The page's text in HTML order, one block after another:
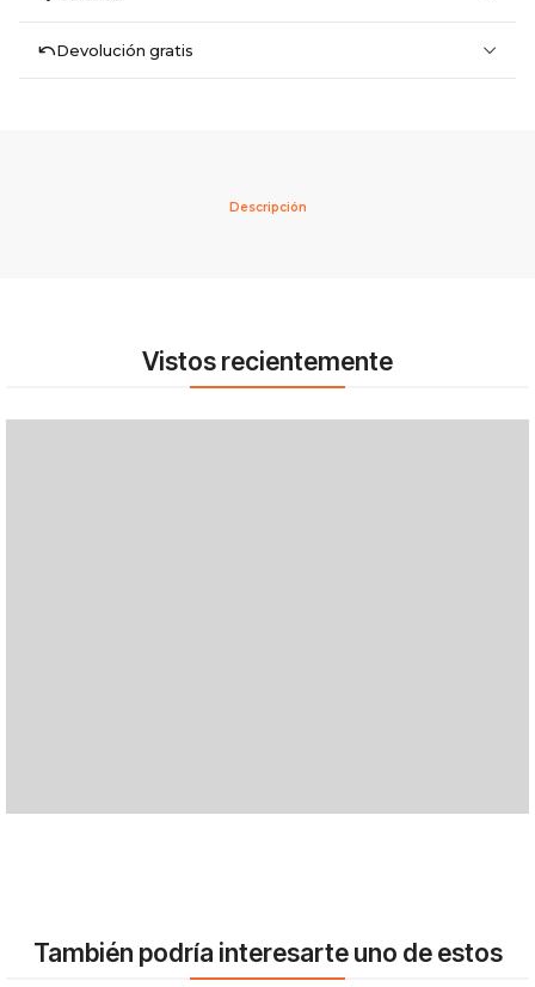
Devolución gratis
Descripción
Vistos recientemente
También podría interesarte uno de estos